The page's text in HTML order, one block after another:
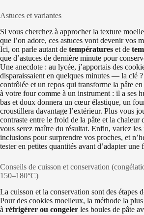
Astuces et variantes
Si vous cherchez à approcher la texture
que l’on adore, ces astuces vont devenir vos
Ici, on parle autant de températures et de
que d’astuces de dernière minute pour
Une anecdote : au lycée, j’apportais des
disparaissaient en quelques minutes — la clé
contrôlée et un repos qui transforme la pâte en
à votre four comme à un instrument : il a ses
bas et doux donnera un cœur élastique, un
croustillera davantage l’extérieur. Plus vous
contraste entre le froid de la pâte et la chaleur
vous serez maître du résultat. Enfin, variez les
inclusions pour surprendre vos proches, et
tester en petites quantités avant d’adapter une
Conseils de cuisson et conservation
150–180°C)
La cuisson et la conservation sont des étapes
Pour des cookies moelleux, la méthode la
à réfrigérer ou congeler les boules de pâte